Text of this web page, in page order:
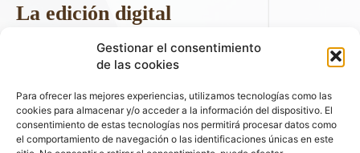
Gestionar el consentimiento
de las cookies
Para ofrecer las mejores experiencias, utilizamos tecnologías como las
cookies para almacenar y/o acceder a la información del dispositivo. El
consentimiento de estas tecnologías nos permitirá procesar datos como
el comportamiento de navegación o las identificaciones únicas en este
La edición digital
Descargar último ejemplar
ir a hemeroteca
+ Contenido en redes sociales